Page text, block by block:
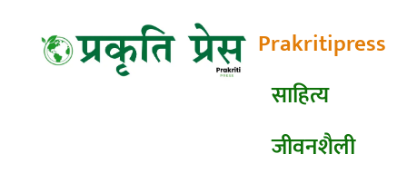
Prakritipress
साहित्य
जीवनशैली